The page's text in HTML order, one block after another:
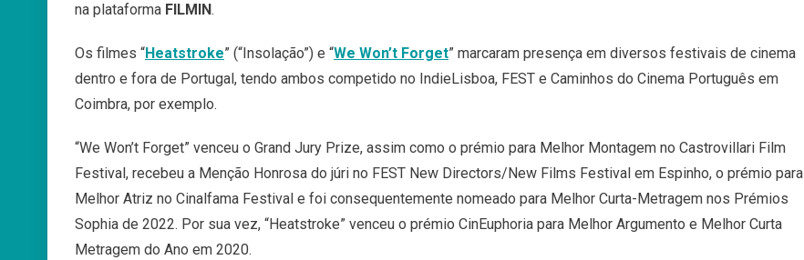
Morais
Na
na plataforma FILMIN.
Os filmes “Heatstroke” (“Insolação”) e “We Won’t Forget” marcaram presença em diversos festivais de cinema
dentro e fora de Portugal, tendo ambos competido no IndieLisboa, FEST e Caminhos do Cinema Português em
Coimbra, por exemplo.
“We Won’t Forget” venceu o Grand Jury Prize, assim como o prémio para Melhor Montagem no Castrovillari Film
Festival, recebeu a Menção Honrosa do júri no FEST New Directors/New Films Festival em Espinho, o prémio para
Melhor Atriz no Cinalfama Festival e foi consequentemente nomeado para Melhor Curta-Metragem nos Prémios
Sophia de 2022. Por sua vez, “Heatstroke” venceu o prémio CinEuphoria para Melhor Argumento e Melhor Curta
Metragem do Ano em 2020.